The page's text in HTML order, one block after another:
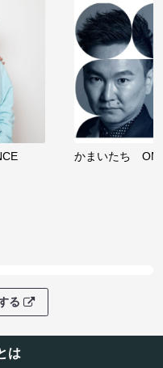
かまいたち
る
は